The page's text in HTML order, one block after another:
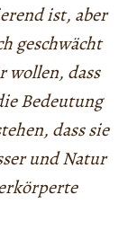
ist, aber
geschwächt
dass
Bedeutung
dass sie
und Natur